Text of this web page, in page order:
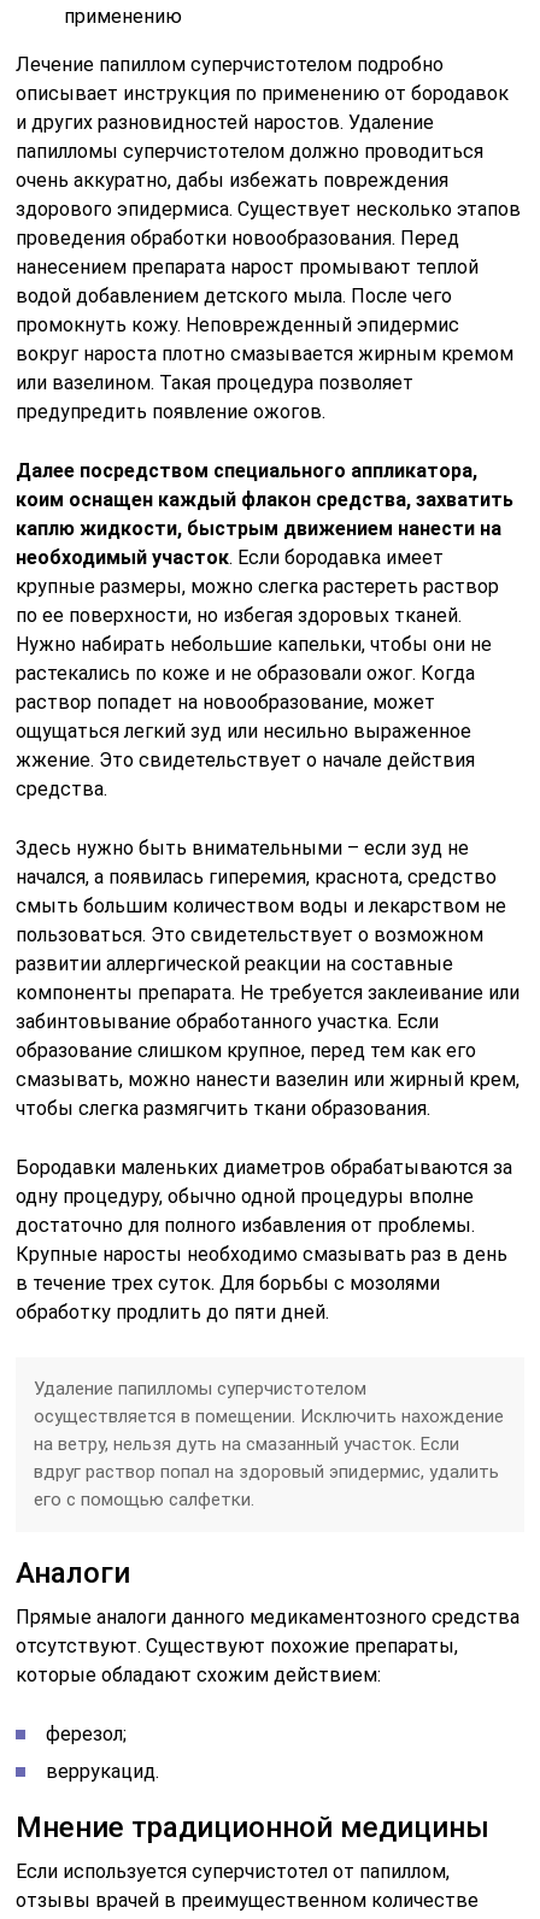
применению
Лечение папиллом суперчистотелом подробно
описывает инструкция по применению от бородавок
и других разновидностей наростов. Удаление
папилломы суперчистотелом должно проводиться
очень аккуратно, дабы избежать повреждения
здорового эпидермиса. Существует несколько этапов
проведения обработки новообразования. Перед
нанесением препарата нарост промывают теплой
водой добавлением детского мыла. После чего
промокнуть кожу. Неповрежденный эпидермис
вокруг нароста плотно смазывается жирным кремом
или вазелином. Такая процедура позволяет
предупредить появление ожогов.
Далее посредством специального аппликатора,
коим оснащен каждый флакон средства, захватить
каплю жидкости, быстрым движением нанести на
необходимый участок. Если бородавка имеет
крупные размеры, можно слегка растереть раствор
по ее поверхности, но избегая здоровых тканей.
Нужно набирать небольшие капельки, чтобы они не
растекались по коже и не образовали ожог. Когда
раствор попадет на новообразование, может
ощущаться легкий зуд или несильно выраженное
жжение. Это свидетельствует о начале действия
средства.
Здесь нужно быть внимательными – если зуд не
начался, а появилась гиперемия, краснота, средство
смыть большим количеством воды и лекарством не
пользоваться. Это свидетельствует о возможном
развитии аллергической реакции на составные
компоненты препарата. Не требуется заклеивание или
забинтовывание обработанного участка. Если
образование слишком крупное, перед тем как его
смазывать, можно нанести вазелин или жирный крем,
чтобы слегка размягчить ткани образования.
Бородавки маленьких диаметров обрабатываются за
одну процедуру, обычно одной процедуры вполне
достаточно для полного избавления от проблемы.
Крупные наросты необходимо смазывать раз в день
в течение трех суток. Для борьбы с мозолями
обработку продлить до пяти дней.
Удаление папилломы суперчистотелом
осуществляется в помещении. Исключить нахождение
на ветру, нельзя дуть на смазанный участок. Если
вдруг раствор попал на здоровый эпидермис, удалить
его с помощью салфетки.
Аналоги
Прямые аналоги данного медикаментозного средства
отсутствуют. Существуют похожие препараты,
которые обладают схожим действием:
ферезол;
веррукацид.
Мнение традиционной медицины
Если используется суперчистотел от папиллом,
отзывы врачей в преимущественном количестве